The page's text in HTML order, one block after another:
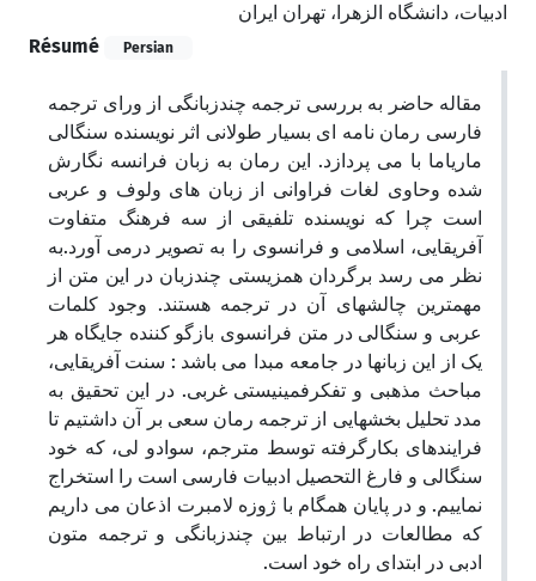
ادبیات، دانشگاه الزهرا، تهران ایران
Résumé
Persian
مقاله حاضر به بررسی ترجمه چندزبانگی از ورای ترجمه
فارسی رمان نامه ای بسیار طولانی اثر نویسنده سنگالی
ماریاما با می پردازد. این رمان به زبان فرانسه نگارش
شده وحاوی لغات فراوانی از زبان های ولوف و عربی
است چرا که نویسنده تلفیقی از سه فرهنگ متفاوت
آفریقایی، اسلامی و فرانسوی را به تصویر درمی آورد.به
نظر می رسد برگردان همزیستی چندزبان در این متن از
مهمترین چالشهای آن در ترجمه هستند. وجود کلمات
عربی و سنگالی در متن فرانسوی بازگو کننده جایگاه هر
یک از این زبانها در جامعه مبدا می باشد : سنت آفریقایی،
مباحث مذهبی و تفکرفمینیستی غربی. در این تحقیق به
مدد تحلیل بخشهایی از ترجمه رمان سعی بر آن داشتیم تا
فرایندهای بکارگرفته توسط مترجم، سوادو لی، که خود
سنگالی و فارغ التحصیل ادبیات فارسی است را استخراج
نماییم. و در پایان همگام با ژوزه لامبرت اذعان می داریم
که مطالعات در ارتباط بین چندزبانگی و ترجمه متون
ادبی در ابتدای راه خود است.